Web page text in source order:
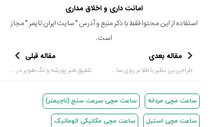
امانت داری و اخلاق مداری
استفاده از این محتوا فقط با ذکر منبع و آدرس "سایت ایران تایمر " مجاز
است.
مقاله بعدی
طراحی بی نظیر با طلا بر روی ساعت مچی مردانه لوکس
مقاله قبلی
تلفیق هنر پورشه و تگ هویر در خلق ساعت مچی نسخه خاص
ساعت مچی مردانه ساعت مچی سرعت سنج (تاچیمتر)
ساعت مچی استیل ساعت مچی مکانیکی اتوماتیک